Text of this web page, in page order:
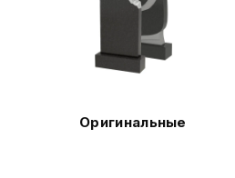
Оригинальные